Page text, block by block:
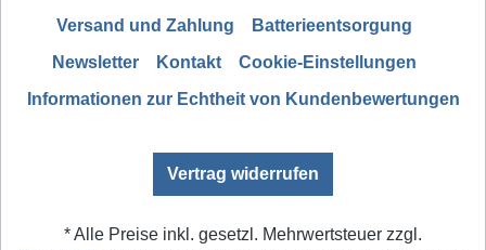
Versand und Zahlung
Batterieentsorgung
Newsletter
Kontakt
Cookie-Einstellungen
Informationen zur Echtheit von Kundenbewertungen
Vertrag widerrufen
* Alle Preise inkl. gesetzl. Mehrwertsteuer zzgl.